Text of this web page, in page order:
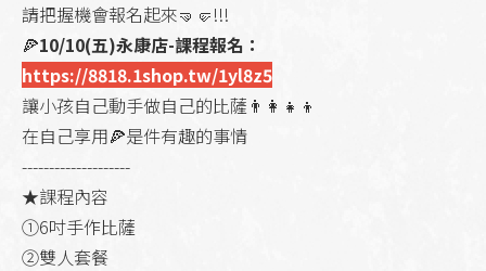
請把握機會報名起來🤜🤛!!!
🍕10/10(五)永康店-課程報名：
https://8818.1shop.tw/1yl8z5
讓小孩自己動手做自己的比薩👨‍👩‍👧‍👦
在自己享用🍕是件有趣的事情
--------------------
★課程內容
①6吋手作比薩
②雙人套餐